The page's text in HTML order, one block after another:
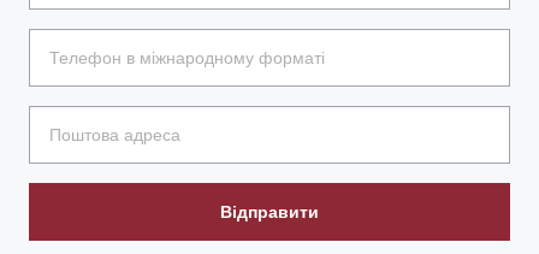
Відправити